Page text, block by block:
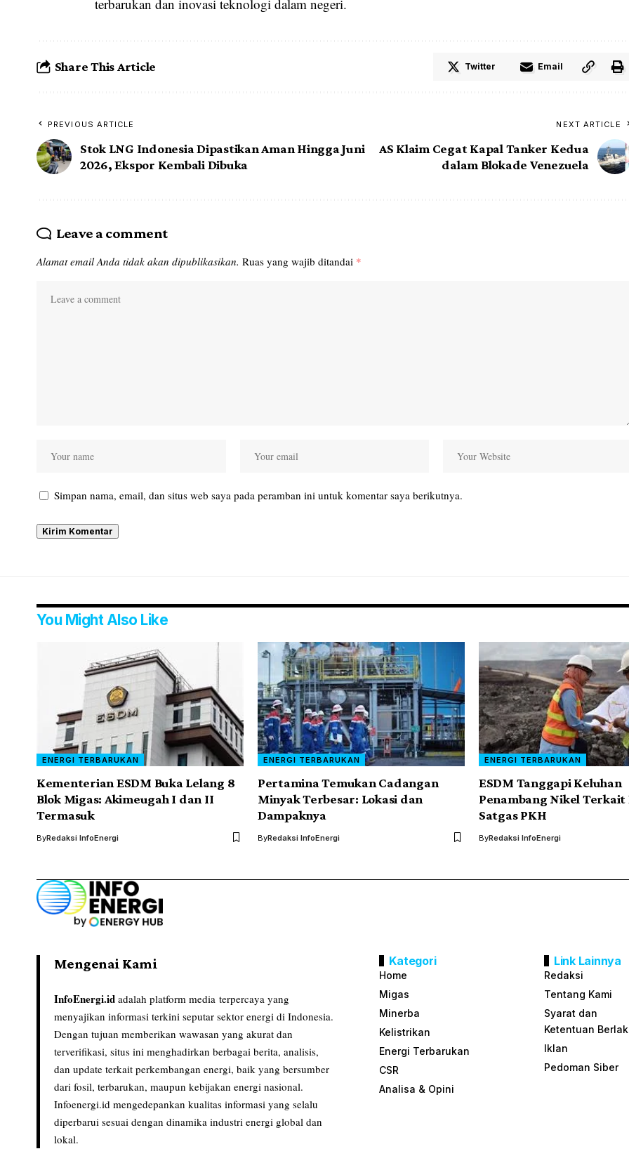
terbarukan dan inovasi teknologi dalam negeri.
Share This Article Twitter Email
PREVIOUS ARTICLE
Stok LNG Indonesia Dipastikan Aman Hingga Juni
2026, Ekspor Kembali Dibuka
NEXT ARTICLE
AS Klaim Cegat Kapal Tanker Kedua
dalam Blokade Venezuela
Leave a comment
Alamat email Anda tidak akan dipublikasikan. Ruas yang wajib ditandai *
Simpan nama, email, dan situs web saya pada peramban ini untuk komentar saya berikutnya.
You Might Also Like
ENERGI TERBARUKAN
Kementerian ESDM Buka Lelang 8
Blok Migas: Akimeugah I dan II
Termasuk
ByRedaksi InfoEnergi
ENERGI TERBARUKAN
Pertamina Temukan Cadangan
Minyak Terbesar: Lokasi dan
Dampaknya
ByRedaksi InfoEnergi
ENERGI TERBARUKAN
ESDM Tanggapi Keluhan
Penambang Nikel Terkait
Satgas PKH
ByRedaksi InfoEnergi
Mengenai Kami
InfoEnergi.id adalah platform media terpercaya yang
menyajikan informasi terkini seputar sektor energi di Indonesia.
Dengan tujuan memberikan wawasan yang akurat dan
terverifikasi, situs ini menghadirkan berbagai berita, analisis,
dan update terkait perkembangan energi, baik yang bersumber
dari fosil, terbarukan, maupun kebijakan energi nasional.
Infoenergi.id mengedepankan kualitas informasi yang selalu
diperbarui sesuai dengan dinamika industri energi global dan
lokal.
Kategori
Home
Migas
Minerba
Kelistrikan
Energi Terbarukan
CSR
Analisa & Opini
Link Lainnya
Redaksi
Tentang Kami
Syarat dan
Ketentuan
Iklan
Pedoman Siber